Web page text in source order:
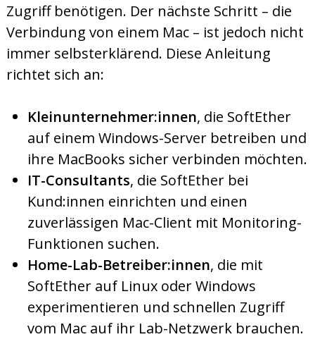
Zugriff benötigen. Der nächste Schritt – die
Verbindung von einem Mac – ist jedoch nicht
immer selbsterklärend. Diese Anleitung
richtet sich an:
Kleinunternehmer:innen, die SoftEther
auf einem Windows-Server betreiben und
ihre MacBooks sicher verbinden möchten.
IT-Consultants, die SoftEther bei
Kund:innen einrichten und einen
zuverlässigen Mac-Client mit Monitoring-
Funktionen suchen.
Home-Lab-Betreiber:innen, die mit
SoftEther auf Linux oder Windows
experimentieren und schnellen Zugriff
vom Mac auf ihr Lab-Netzwerk brauchen.